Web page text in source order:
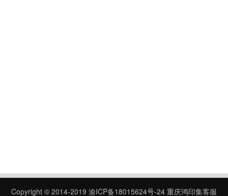
Copyright © 2014-2019 渝ICP备18015624号-24 重庆鸿印集客服